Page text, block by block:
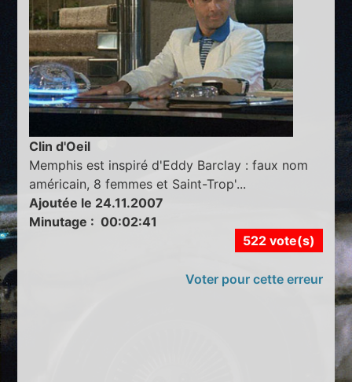
Clin d'Oeil
Memphis est inspiré d'Eddy Barclay : faux nom
américain, 8 femmes et Saint-Trop'...
Ajoutée le 24.11.2007
Minutage : 00:02:41
522 vote(s)
Voter pour cette erreur